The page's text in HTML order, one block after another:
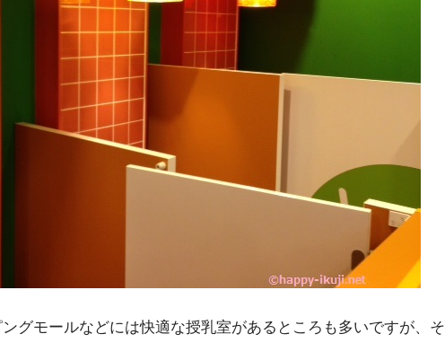
グモールなどには快適な授乳室があるところも多いですが、そ